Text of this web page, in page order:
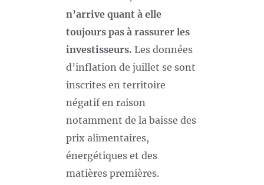
n’arrive quant à elle
toujours pas à rassurer les
investisseurs. Les données
d’inflation de juillet se sont
inscrites en territoire
négatif en raison
notamment de la baisse des
prix alimentaires,
énergétiques et des
matières premières.